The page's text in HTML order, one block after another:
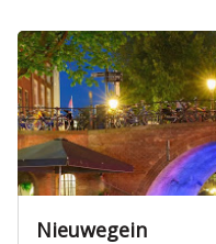
Nieuwegein